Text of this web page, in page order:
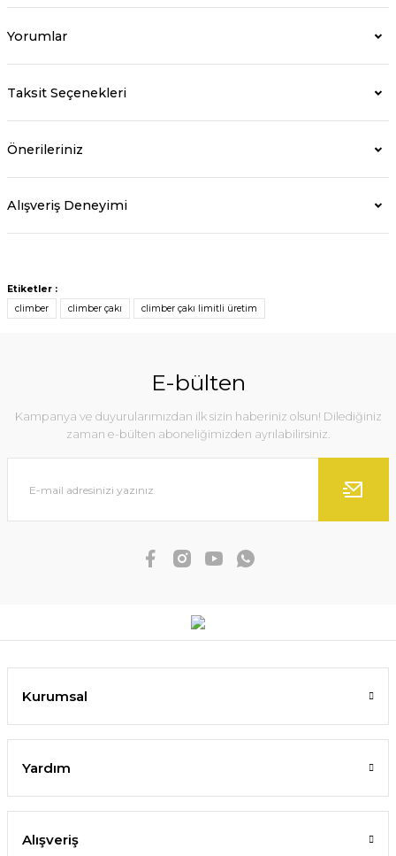
Yorumlar
Taksit Seçenekleri
Önerileriniz
Alışveriş Deneyimi
Etiketler :
climber
climber çakı climber çakı limitli üretim
E-bülten
Kampanya ve duyurularımızdan ilk sizin haberiniz olsun! Dilediğiniz
zaman e-bülten aboneliğimizden ayrılabilirsiniz.
Kurumsal
Yardım
Alışveriş